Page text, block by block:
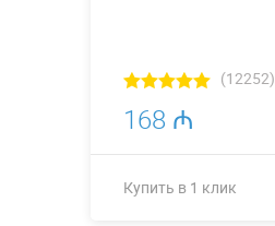
(12252)
168 ₼
Купить в 1 клик